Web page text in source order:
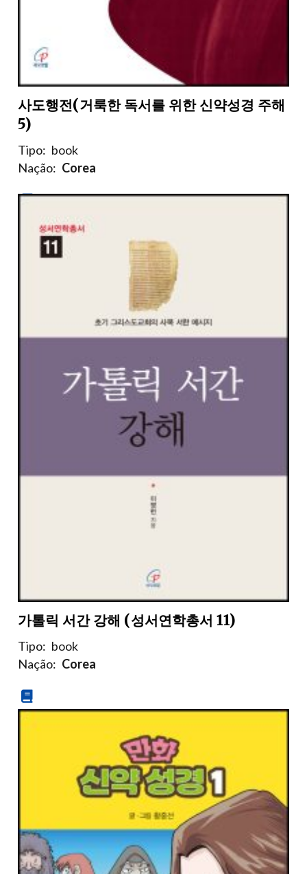
사도행전(거룩한 독서를 위한 신약성경 주해
5)
Tipo: book
Nação: Corea
가톨릭 서간 강해 (성서연학총서 11)
Tipo: book
Nação: Corea